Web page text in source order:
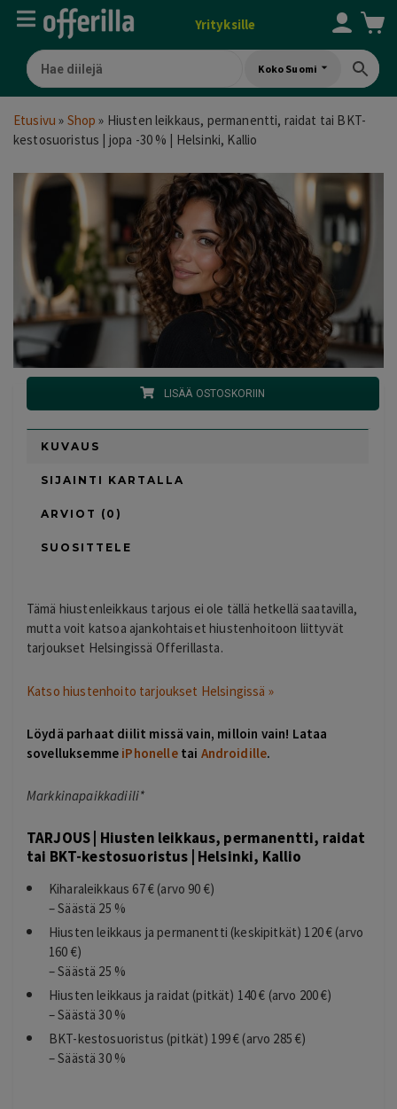
Yrityksille
Koko Suomi
Etusivu » Shop » Hiusten leikkaus, permanentti, raidat tai BKT-
kestosuoristus | jopa -30 % | Helsinki, Kallio
LISÄÄ OSTOSKORIIN
KUVAUS
SIJAINTI KARTALLA
ARVIOT (0)
SUOSITTELE
Tämä hiustenleikkaus tarjous ei ole tällä hetkellä saatavilla,
mutta voit katsoa ajankohtaiset hiustenhoitoon liittyvät
tarjoukset Helsingissä Offerillasta.
Katso hiustenhoito tarjoukset Helsingissä »
Löydä parhaat diilit missä vain, milloin vain! Lataa
sovelluksemme iPhonelletai Androidille.
Markkinapaikkadiili*
TARJOUS | Hiusten leikkaus, permanentti, raidat
tai BKT-kestosuoristus | Helsinki, Kallio
Kiharaleikkaus 67 € (arvo 90 €)
– Säästä 25 %
Hiusten leikkaus ja permanentti (keskipitkät) 120 € (arvo
160 €)
– Säästä 25 %
Hiusten leikkaus ja raidat (pitkät) 140 € (arvo 200 €)
– Säästä 30 %
BKT-kestosuoristus (pitkät) 199 € (arvo 285 €)
– Säästä 30 %